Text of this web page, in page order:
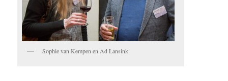
Sophie van Kempen en Ad Lansink